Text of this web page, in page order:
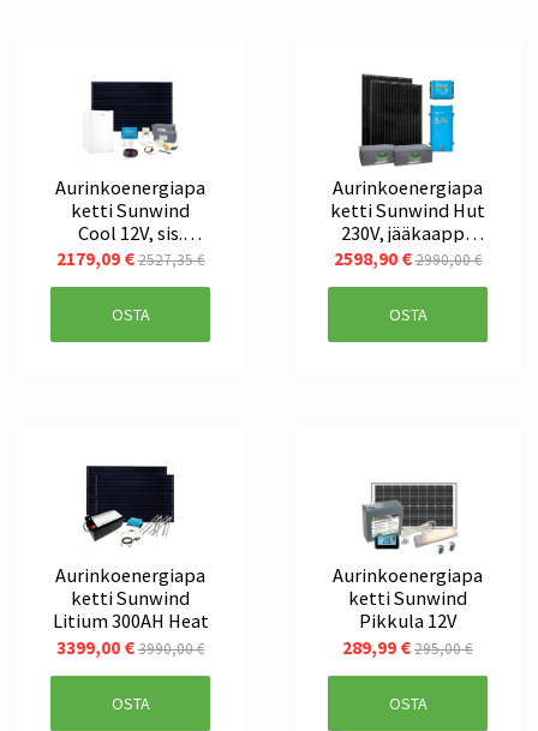
Aurinkoenergiapa
ketti Sunwind
Cool 12V, sis.
jääkaappi
2179,09 €2527,35 €
OSTA
Aurinkoenergiapa
ketti Sunwind Hut
230V, jääkaappi,
tv, valot
2598,90 €2990,00 €
OSTA
Aurinkoenergiapa
ketti Sunwind
Litium 300AH Heat
3399,00 €3990,00 €
OSTA
Aurinkoenergiapa
ketti Sunwind
Pikkula 12V
289,99 €295,00 €
OSTA